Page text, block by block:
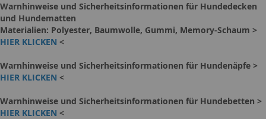
Warnhinweise und Sicherheitsinformationen für Hundedecken
und Hundematten
Materialien: Polyester, Baumwolle, Gummi, Memory-Schaum >
HIER KLICKEN <
Warnhinweise und Sicherheitsinformationen für Hundenäpfe >
HIER KLICKEN <
Warnhinweise und Sicherheitsinformationen für Hundebetten >
HIER KLICKEN <